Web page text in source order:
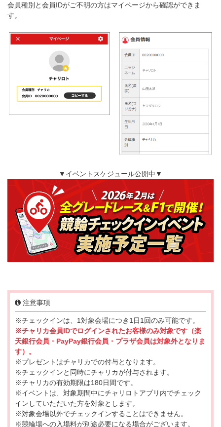
会員種別と会員IDがご不明の方はマイページから確認ができま
す。
▼イベントスケジュール公開中▼
注意事項
※チェックインは、1対象会場につき1日1回のみ可能です。
※チャリカ会員IDでログインされたお客様のみ対象です（楽
天銀行会員・PayPay銀行会員・プラザ会員は対象外となりま
す）。
※プレゼントはチャリカでの付与となります。
※チェックインと同時にチャリカが付与されます。
※チャリカの有効期限は180日間です。
※イベントは、対象期間中にチャリロトアプリ内でチェック
インしていただいた方を対象とします。
※対象会場以外でチェックインすることはできません。
※競輪場への入場料が別途必要になる場合がございます。